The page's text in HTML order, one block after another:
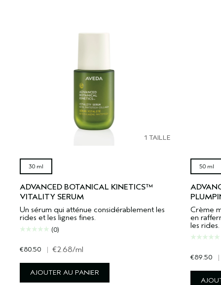
1 TAILLE
30 ml
ADVANCED BOTANICAL KINETICS™
VITALITY SERUM
Un sérum qui atténue considérablement les
rides et les lignes fines.
(0)
€80.50 | €2.68/ml
AJOUTER AU PANIER
50 ml
Crème
en
les rides.
€89.50 |